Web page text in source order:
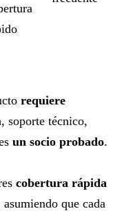
requiere
soporte técnico,
un socio probado.
cobertura rápida
que cada